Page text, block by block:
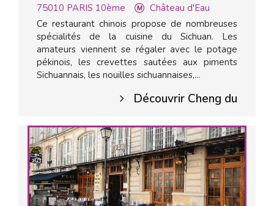
75010 PARIS 10ème
Château d'Eau
Ce restaurant chinois propose de nombreuses
spécialités de la cuisine du Sichuan. Les
amateurs viennent se régaler avec le potage
pékinois, les crevettes sautées aux piments
Sichuannais, les nouilles sichuannaises,...
Découvrir Cheng du